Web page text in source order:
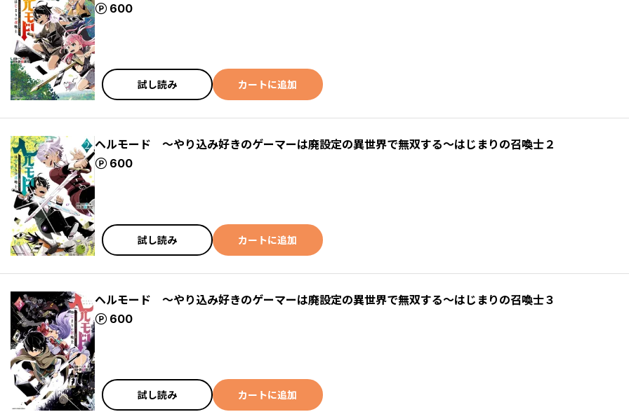
600
ポイント
試し読み カートに追加
ヘルモード ～やり込み好きのゲーマーは廃設定の異世界で無双する～はじまりの召喚士２
600
ポイント
試し読み カートに追加
ヘルモード ～やり込み好きのゲーマーは廃設定の異世界で無双する～はじまりの召喚士３
600
ポイント
試し読み カートに追加